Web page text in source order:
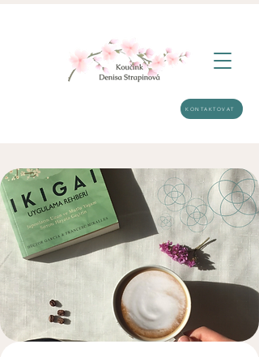
KONTAKTOVAT